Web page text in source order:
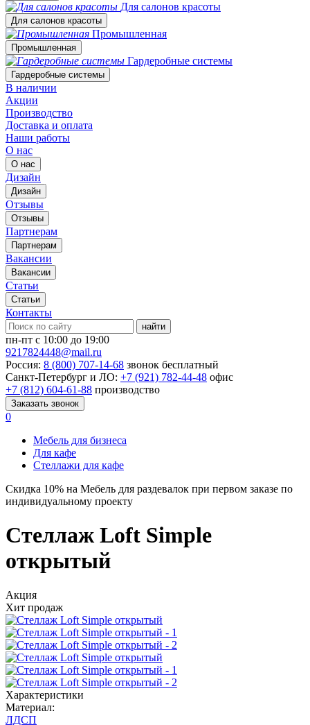
Для салонов красоты
Для салонов красоты
Промышленная
Промышленная
Гардеробные системы
Гардеробные системы
В наличии
Акции
Производство
Доставка и оплата
Наши работы
О нас
О нас
Дизайн
Дизайн
Отзывы
Отзывы
Партнерам
Партнерам
Вакансии
Вакансии
Статьи
Статьи
Контакты
найти
пн-пт с 10:00 до 19:00
9217824448@mail.ru
Россия: 8 (800) 707-14-68 звонок бесплатный
Санкт-Петербург и ЛО: +7 (921) 782-44-48 офис
+7 (812) 604-61-88 производство
Заказать звонок
0
Мебель для бизнеса
Для кафе
Стеллажи для кафе
Скидка 10% на Мебель для раздевалок при первом заказе по
индивидуальному проекту
Стеллаж Loft Simple
открытый
Акция
Хит продаж
Характеристики
Материал:
ЛДСП